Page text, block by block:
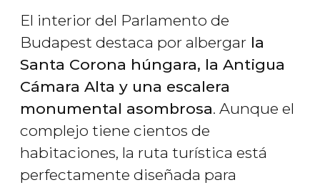
El interior del Parlamento de
Budapest destaca por albergar la
Santa Corona húngara, la Antigua
Cámara Alta y una escalera
monumental asombrosa. Aunque el
complejo tiene cientos de
habitaciones, la ruta turística está
perfectamente diseñada para